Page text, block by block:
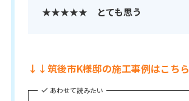
★★★★★ とても思う
↓↓筑後市K様邸の施工事例はこちら
あわせて読みたい